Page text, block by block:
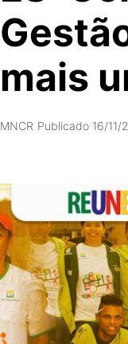
mais
MNCR Publicado 16/11/